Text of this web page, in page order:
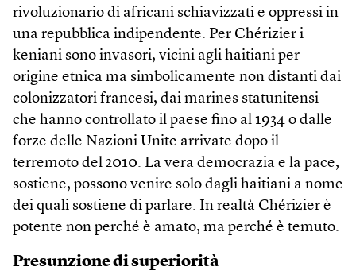
rivoluzionario di africani schiavizzati e oppressi in
una repubblica indipendente. Per Chérizier i
keniani sono invasori, vicini agli haitiani per
origine etnica ma simbolicamente non distanti dai
colonizzatori francesi, dai marines statunitensi
che hanno controllato il paese fino al 1934 o dalle
forze delle Nazioni Unite arrivate dopo il
terremoto del 2010. La vera democrazia e la pace,
sostiene, possono venire solo dagli haitiani a nome
dei quali sostiene di parlare. In realtà Chérizier è
potente non perché è amato, ma perché è temuto.
Presunzione di superiorità